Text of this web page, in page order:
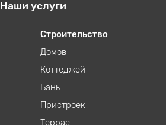
Наши услуги
Строительство
Домов
Коттеджей
Бань
Пристроек
Террас